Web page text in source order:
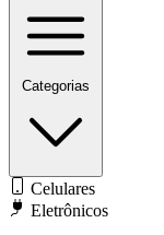
Categorias
Celulares
Eletrônicos